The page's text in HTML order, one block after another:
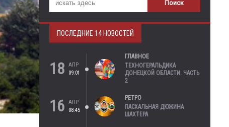
ПОСЛЕДНИЕ 14 НОВОСТЕЙ
18
АПР
09:01
ГЛАВНОЕ
ТЕХНОГЕРАЛЬДИКА
ДОНЕЦКОЙ ОБЛАСТИ. ЧАСТЬ
2
16
АПР
08:45
РЕТРО
ПАСХАЛЬНАЯ ДЮЖИНА
ШАХТЕРА